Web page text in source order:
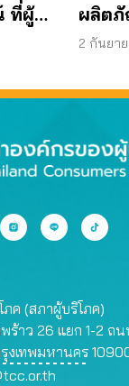
ที่ผู้
อย
ผลิต
2 กันยา
ค (สภาผู้บริโภค)
พร้าว 26 แยก 1-2 ถ
งเทพมหานคร